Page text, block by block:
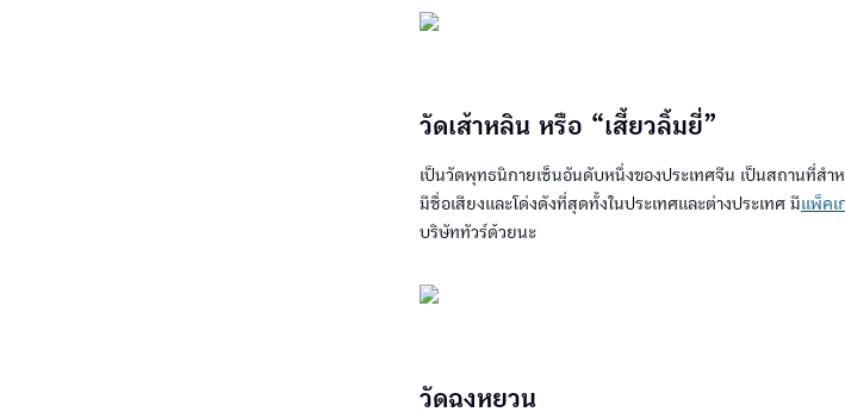
วัดเส้าหลิน หรือ “เสี้ยวลิ้มยี่”
เป็นวัดพุทธนิกายเซ็นอันดับหนึ่งของประเทศจีน เป็นสถานที่ส
มีชื่อเสียงและโด่งดังที่สุดทั้งในประเทศและต่างประเทศ มีแพ็คเ
บริษัททัวร์ด้วยนะ
วัดฉงหยวน